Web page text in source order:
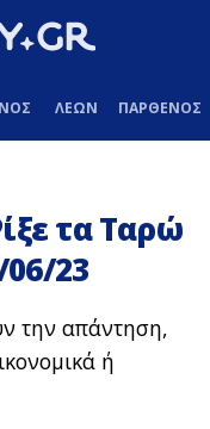
ΛΕΩΝ ΠΑΡΘΕΝΟΣ
τα Ταρώ
23
την απάντηση,
ή